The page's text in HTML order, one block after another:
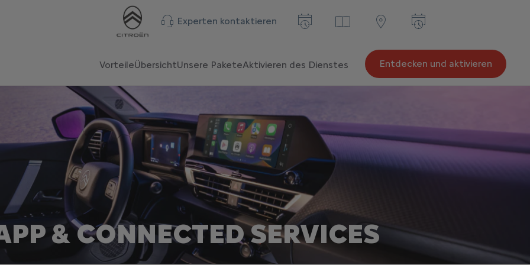
Experten kontaktieren
VorteileÜbersichtUnsere PaketeAktivieren des Dienstes Entdecken und aktivieren
& CONNECTED SERVICES